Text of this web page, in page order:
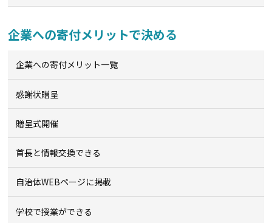
企業への寄付メリットで決める
企業への寄付メリット一覧
感謝状贈呈
贈呈式開催
首長と情報交換できる
自治体WEBページに掲載
学校で授業ができる